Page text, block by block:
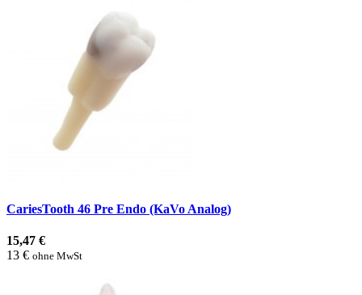
CariesTooth 46 Pre Endo (KaVo Analog)
15,47 €
13 € ohne MwSt